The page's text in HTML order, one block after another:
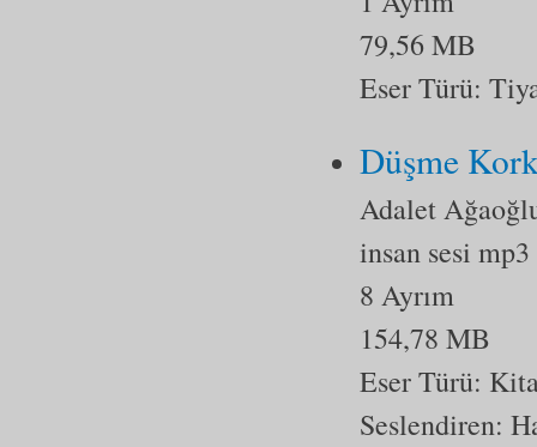
79,56 MB
Eser Türü:
Düşme
Adalet
insan sesi mp3
8 Ayrım
154,78 MB
Eser Türü:
Seslendiren: